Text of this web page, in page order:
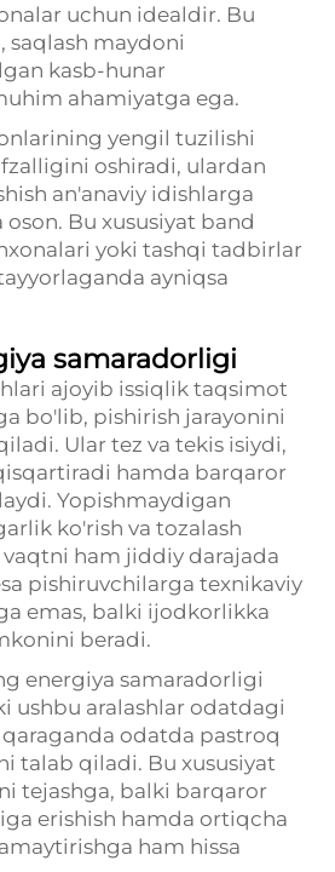
uchun idealdir. Bu
saqlash maydoni
kasb-hunar
ahamiyatga ega.
yengil tuzilishi
oshiradi, ulardan
an'anaviy idishlarga
Bu xususiyat band
yoki tashqi tadbirlar
ayniqsa
samaradorligi
ajoyib issiqlik taqsimot
bo'lib, pishirish jarayonini
Ular tez va tekis isiydi,
hamda barqaror
Yopishmaydigan
ko'rish va tozalash
ham jiddiy darajada
pishiruvchilarga texnikaviy
emas, balki ijodkorlikka
beradi.
energiya samaradorligi
ushbu aralashlar odatdagi
odatda pastroq
talab qiladi. Bu xususiyat
tejashga, balki barqaror
erishish hamda ortiqcha
ham hissa